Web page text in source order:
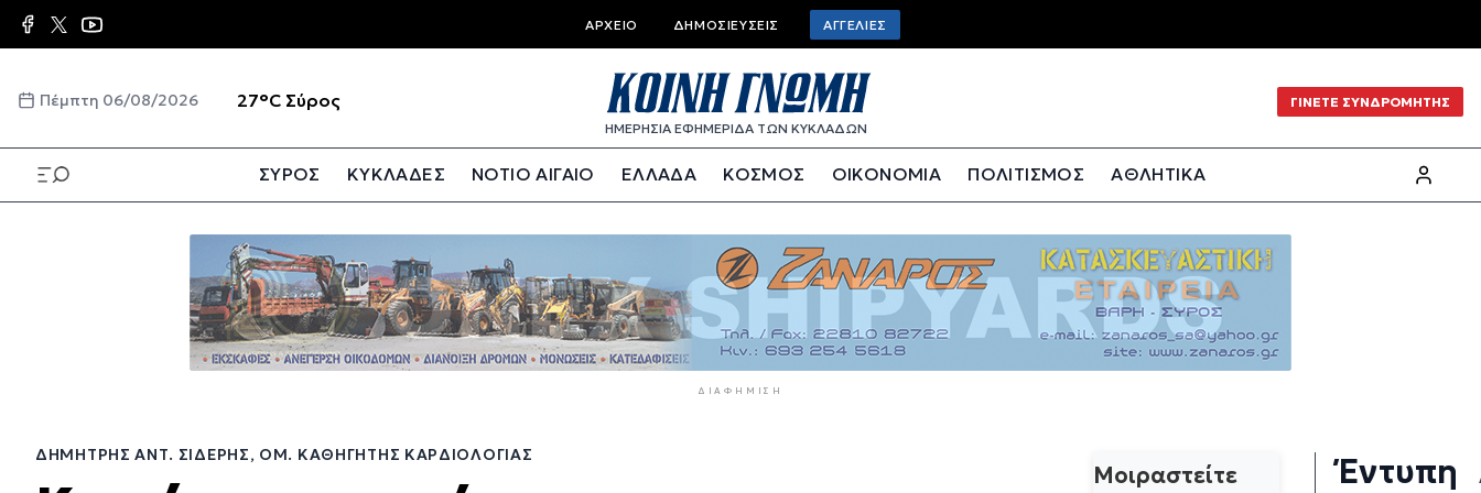
Παράκαμψη
προς
κυρίως
Top
bar
menu
ΑΡΧΕΊΟ ΔΗΜΟΣΙΕΎΣΕΙΣ ΑΓΓΕΛΊΕΣ
Πέμπτη 06/08/2026 27°C Σύρος
ΗΜΕΡΗΣΙΑ ΕΦΗΜΕΡΙΔΑ ΤΩΝ ΚΥΚΛΑΔΩΝ
ΓΙΝΕΤΕ ΣΥΝΔΡΟΜΗΤΗΣ
ΣΥΡΟΣ ΚΥΚΛΑΔΕΣ ΝΟΤΙΟ ΑΙΓΑΙΟ ΕΛΛΑΔΑ ΚΟΣΜΟΣ ΟΙΚΟΝΟΜΙΑ ΠΟΛΙΤΙΣΜΟΣ
ΑΘΛΗΤΙΚΑ
ΔΙΑΦΉΜΙΣΗ
ΔΗΜΉΤΡΗΣ ΑΝΤ. ΣΙΔΕΡΉΣ, ΟΜ. ΚΑΘΗΓΗΤΉΣ ΚΑΡΔΙΟΛΟΓΊΑΣ
Μοιραστείτε
Έντυπη